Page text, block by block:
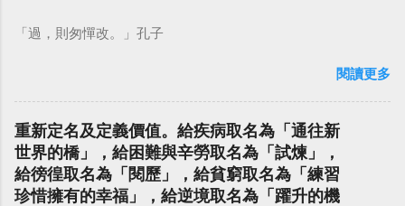
「過，則匆憚改。」孔子
閱讀更多
重新定名及定義價值。給疾病取名為「通往新
世界的橋」，給困難與辛勞取名為「試煉」，
給徬徨取名為「閱歷」，給貧窮取名為「練習
珍惜擁有的幸福」，給逆境取名為「躍升的機